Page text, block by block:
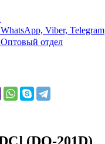
WhatsApp, Viber, Telegram
Оптовый отдел